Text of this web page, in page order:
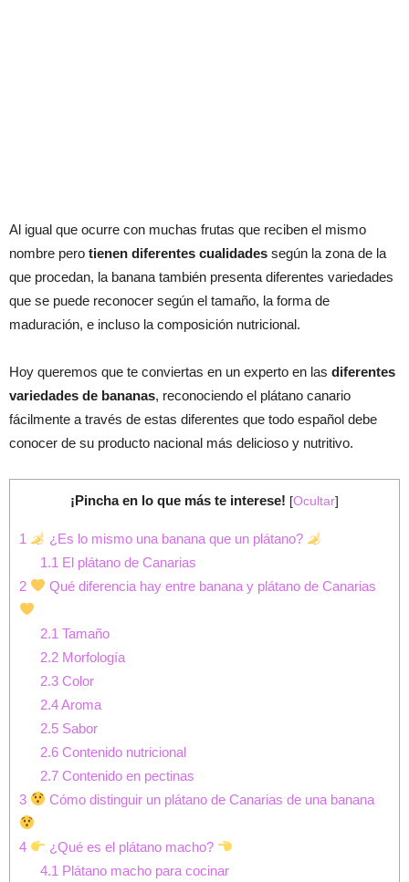
Al igual que ocurre con muchas frutas que reciben el mismo
nombre pero tienen diferentes cualidades según la zona de la
que procedan, la banana también presenta diferentes variedades
que se puede reconocer según el tamaño, la forma de
maduración, e incluso la composición nutricional.
Hoy queremos que te conviertas en un experto en las diferentes
variedades de bananas, reconociendo el plátano canario
fácilmente a través de estas diferentes que todo español debe
conocer de su producto nacional más delicioso y nutritivo.
¡Pincha en lo que más te interese! [Ocultar]
1
¿Es lo mismo una banana que un plátano?
1.1 El plátano de Canarias
2
Qué diferencia hay entre banana y plátano de Canarias
2.1 Tamaño
2.2Morfología
2.3Color
2.4Aroma
2.5Sabor
2.6Contenido nutricional
2.7Contenido en pectinas
3
Cómo distinguir un plátano de Canarias de una banana
4
¿Qué es el plátano macho?
4.1 Plátano macho para cocinar